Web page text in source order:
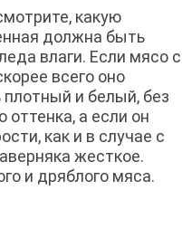
какую
должна быть
влаги. Если мясо с
всего оно
и белый, без
оттенка, а если он
как и в случае с
жесткое.
и дряблого мяса.